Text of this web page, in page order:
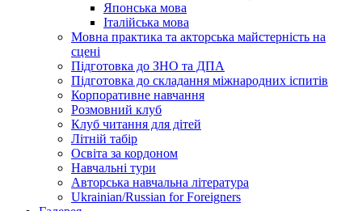
Японська мова
Італійська мова
Мовна практика та акторська майстерність на
сцені
Підготовка до ЗНО та ДПА
Підготовка до складання міжнародних іспитів
Корпоративне навчання
Розмовний клуб
Клуб читання для дітей
Літній табір
Освіта за кордоном
Навчальні тури
Авторська навчальна література
Ukrainian/Russian for Foreigners